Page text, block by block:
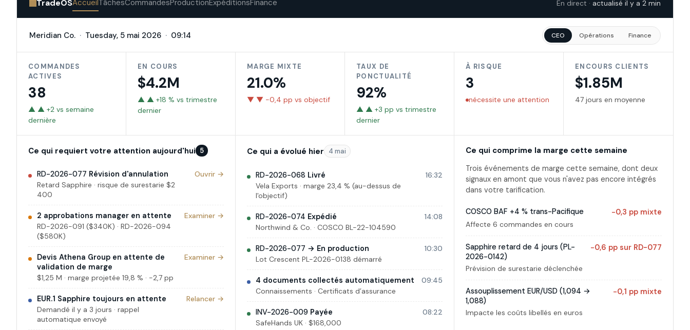
TradeOSAccueilTâchesCommandesProductionExpéditionsFinance En direct · actualisé il y a 2 min
Meridian Co. · Tuesday, 5 mai 2026 · 09:14 CEO Opérations Finance
COMMANDES
ACTIVES
38
▲ ▲ +2 vs semaine
dernière
EN COURS
$4.2M
▲ ▲ +18 % vs trimestre
dernier
MARGE MIXTE
21.0%
▼ ▼ −0,4 pp vs objectif
TAUX DE
PONCTUALITÉ
92%
▲ ▲ +3 pp vs trimestre
dernier
À RISQUE
3
nécessite une attention
ENCOURS CLIENTS
$1.85M
47 jours en moyenne
Ce qui requiert votre attention aujourd'hui 5
RD-2026-077 Révision d'annulation
Retard Sapphire · risque de surestarie $2
400
Ouvrir →
2 approbations manager en attente
RD-2026-091 ($340K) · RD-2026-094
($580K)
Examiner →
Devis Athena Group en attente de
validation de marge
$1,25 M · marge projetée 19,8 % · −2,7 pp
Examiner →
EUR.1 Sapphire toujours en attente
Demandé il y a 3 jours · rappel
automatique envoyé
Relancer →
Ce qui a évolué hier 4 mai
RD-2026-068 Livré
Vela Exports · marge 23,4 % (au-dessus de
l'objectif)
16:32
RD-2026-074 Expédié
Northwind & Co. · COSCO BL-22-104590
14:08
RD-2026-077 → En production
Lot Crescent PL-2026-0138 démarré
10:30
4 documents collectés automatiquement
Connaissements · Certificats d’assurance
09:45
INV-2026-009 Payée
SafeHands UK · $168,000
08:22
Ce qui comprime la marge cette semaine
Trois événements de marge cette semaine, dont deux
signaux en amont que vous n'avez pas encore intégrés
dans votre tarification.
COSCO BAF +4 % trans-Pacifique
−0,3 pp mixte
Affecte 6 commandes en cours
Sapphire retard de 4 jours (PL-
2026-0142)
−0,6 pp sur RD-077
Prévision de surestarie déclenchée
Assouplissement EUR/USD (1,094 →
1,088)
−0,1 pp mixte
Impacte les coûts libellés en euros